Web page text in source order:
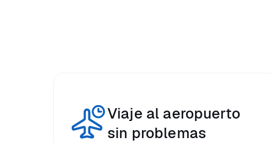
Viaje al aeropuerto
sin problemas